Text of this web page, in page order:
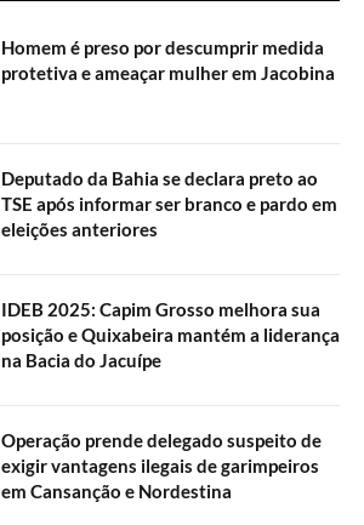
Homem é preso por descumprir medida
protetiva e ameaçar mulher em Jacobina
Deputado da Bahia se declara preto ao
TSE após informar ser branco e pardo em
eleições anteriores
IDEB 2025: Capim Grosso melhora sua
posição e Quixabeira mantém a liderança
na Bacia do Jacuípe
Operação prende delegado suspeito de
exigir vantagens ilegais de garimpeiros
em Cansanção e Nordestina